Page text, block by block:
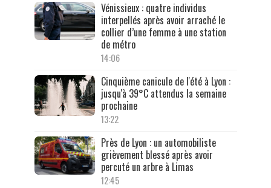
Vénissieux : quatre individus
interpellés après avoir arraché le
collier d’une femme à une station
de métro
14:06
Cinquième canicule de l'été à Lyon :
jusqu'à 39°C attendus la semaine
prochaine
13:22
Près de Lyon : un automobiliste
grièvement blessé après avoir
percuté un arbre à Limas
12:45